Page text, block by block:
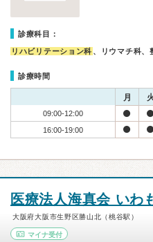
診療科目：
リハビリテーション科 、リウマチ科、
診療時間
月
09:00-12:00
16:00-19:00
医療法人海真会 いわ
大阪府大阪市生野区勝山北（桃谷駅）
マイナ受付